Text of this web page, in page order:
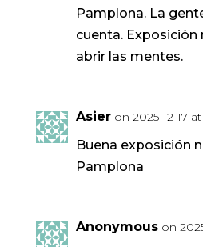
Pamplona. La
cuenta. Exposición
abrir las mentes.
Asier on 2025-12-17 at
Buena exposición
Pamplona
Anonymous on